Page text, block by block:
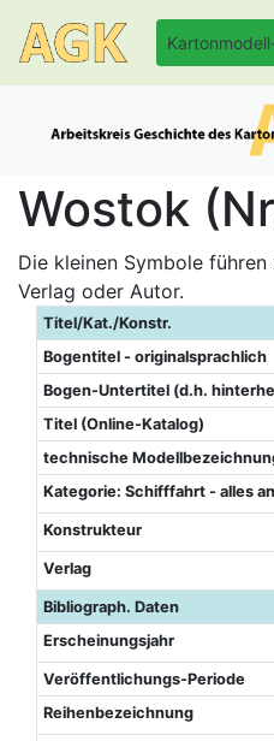
Wostok
Die kleinen Symbole
Verlag oder Autor.
Titel/Kat./Konstr.
Bogentitel - originalsprachlich
Bogen-Untertitel (d.h.
Titel (Online-Katalog)
technische
Kategorie: Schifffahrt - alles
Konstrukteur
Verlag
Bibliograph. Daten
Erscheinungsjahr
Veröffentlichungs-Periode
Reihenbezeichnung